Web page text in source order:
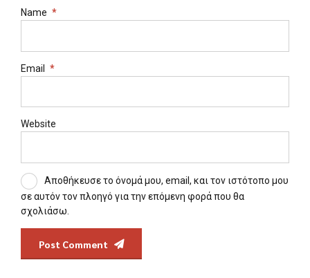
Name *
Email *
Website
Αποθήκευσε το όνομά μου, email, και τον ιστότοπο μου
σε αυτόν τον πλοηγό για την επόμενη φορά που θα
σχολιάσω.
Post Comment